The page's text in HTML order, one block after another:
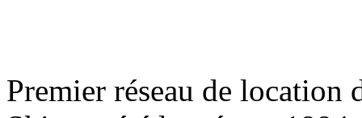
Premier réseau de location